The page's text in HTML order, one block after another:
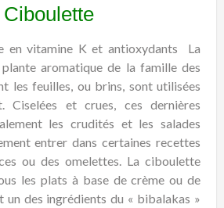
Ciboulette
en vitamine K et antioxydants
La
aromatique de la famille des
les feuilles, ou brins, sont utilisées
Ciselées et crues, ces dernières
les crudités et les salades
entrer dans certaines recettes
ou des omelettes. La ciboulette
les plats à base de crème ou de
un des ingrédients du « bibalakas »